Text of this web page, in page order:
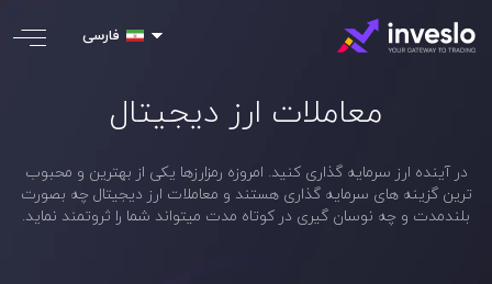
فارسی
معاملات ارز دیجیتال
در آینده ارز سرمایه گذاری کنید. امروزه رمزارزها یکی از بهترین و محبوب
ترین گزینه های سرمایه گذاری هستند و معاملات ارز دیجیتال چه بصورت
بلندمدت و چه نوسان گیری در کوتاه مدت میتواند شما را ثروتمند نماید.